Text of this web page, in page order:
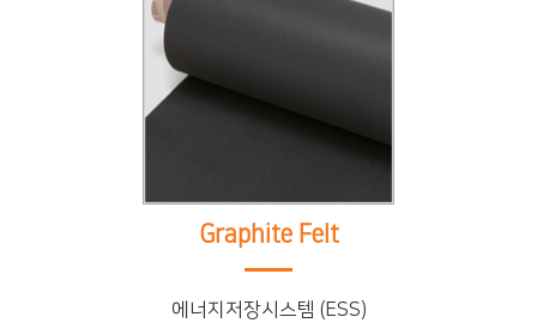
Graphite Felt
에너지저장시스템 (ESS)